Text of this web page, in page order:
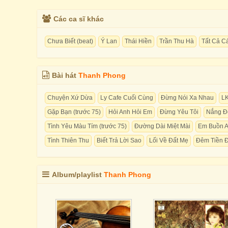
Các ca sĩ khác
Chưa Biết (beat) Ý Lan Thái Hiền Trần Thu Hà Tất Cả
Bài hát Thanh Phong
Chuyện Xứ Dừa Ly Cafe Cuối Cùng Đừng Nói Xa Nhau
Gặp Bạn (trước 75)
Hỏi Anh Hỏi Em Đừng Yêu Tôi
Nắng
Tình Yêu Màu Tím (trước 75)
Đường Dài Miệt Mài
Em Buồn
Tình Thiên Thu
Biết Trả Lời Sao Lối Về Đất Mẹ Đêm Tiền
Album/playlist Thanh Phong